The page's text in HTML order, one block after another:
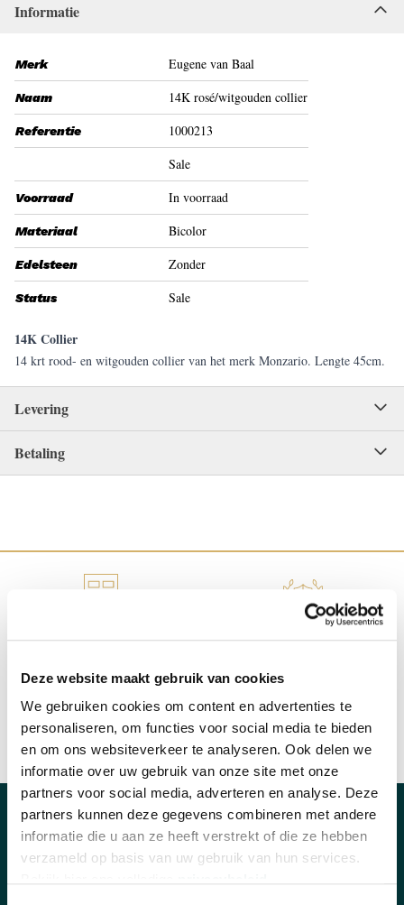
Deze website maakt gebruik van cookies
We gebruiken cookies om content en advertenties te
personaliseren, om functies voor social media te bieden
en om ons websiteverkeer te analyseren. Ook delen we
informatie over uw gebruik van onze site met onze
partners voor social media, adverteren en analyse. Deze
partners kunnen deze gegevens combineren met andere
informatie die u aan ze heeft verstrekt of die ze hebben
verzameld op basis van uw gebruik van hun services.
Informatie
Merk Eugene van Baal
Naam 14K rosé/witgouden collier
Referentie
1000213
Sale
Voorraad In voorraad
Materiaal Bicolor
Edelsteen Zonder
Status Sale
14K Collier
14 krt rood- en witgouden collier van het merk Monzario. Lengte 45cm.
Levering
Betaling
WINKEL IN NIJMEGEN OFFICIEEL VERKOOPPUNT
SNELLE REACTIE INRUILEN HORLOGE
CATEGORIEËN